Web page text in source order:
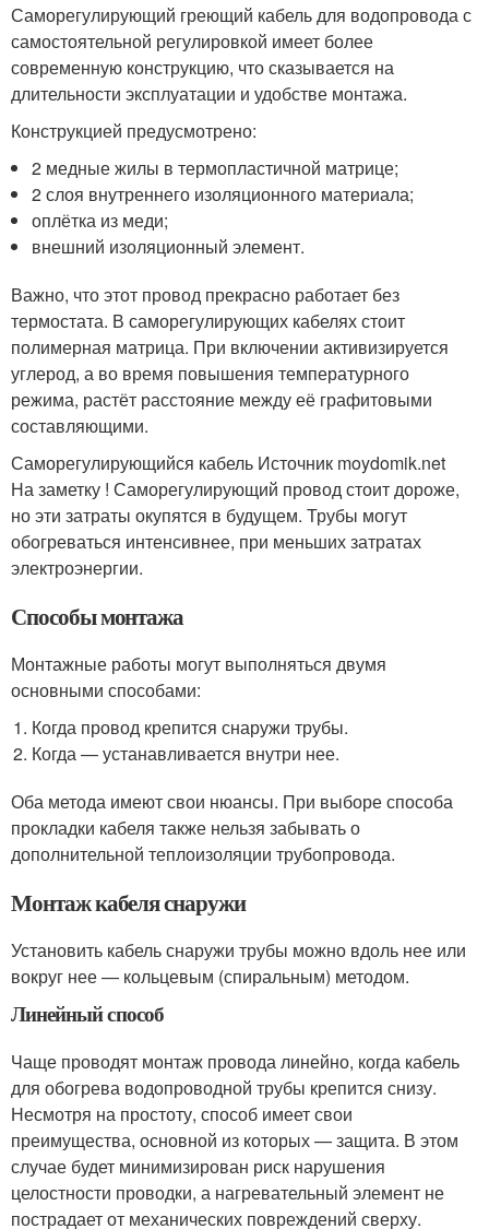
Саморегулирующий греющий кабель для водопровода с
самостоятельной регулировкой имеет более
современную конструкцию, что сказывается на
длительности эксплуатации и удобстве монтажа.
Конструкцией предусмотрено:
2 медные жилы в термопластичной матрице;
2 слоя внутреннего изоляционного материала;
оплётка из меди;
внешний изоляционный элемент.
Важно, что этот провод прекрасно работает без
термостата. В саморегулирующих кабелях стоит
полимерная матрица. При включении активизируется
углерод, а во время повышения температурного
режима, растёт расстояние между её графитовыми
составляющими.
Саморегулирующийся кабель Источник moydomik.net
На заметку ! Саморегулирующий провод стоит дороже,
но эти затраты окупятся в будущем. Трубы могут
обогреваться интенсивнее, при меньших затратах
электроэнергии.
Способы монтажа
Монтажные работы могут выполняться двумя
основными способами:
Когда провод крепится снаружи трубы.
Когда — устанавливается внутри нее.
Оба метода имеют свои нюансы. При выборе способа
прокладки кабеля также нельзя забывать о
дополнительной теплоизоляции трубопровода.
Монтаж кабеля снаружи
Установить кабель снаружи трубы можно вдоль нее или
вокруг нее — кольцевым (спиральным) методом.
Линейный способ
Чаще проводят монтаж провода линейно, когда кабель
для обогрева водопроводной трубы крепится снизу.
Несмотря на простоту, способ имеет свои
преимущества, основной из которых — защита. В этом
случае будет минимизирован риск нарушения
целостности проводки, а нагревательный элемент не
пострадает от механических повреждений сверху.